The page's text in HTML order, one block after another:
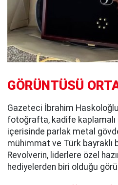
GÖRÜNTÜSÜ
Gazeteci İbrahim
fotoğrafta, kadife kaplamalı
içerisinde parlak metal
mühimmat ve Türk bayraklı
Revolverin, liderlere özel
hediyelerden biri olduğu